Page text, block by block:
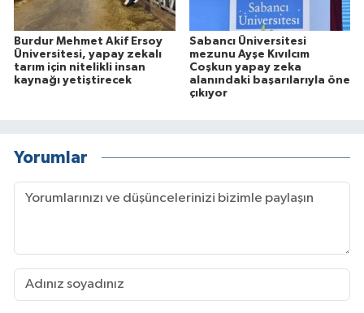
Burdur Mehmet Akif Ersoy
Üniversitesi, yapay zekalı
tarım için nitelikli insan
kaynağı yetiştirecek
Sabancı Üniversitesi
mezunu Ayşe Kıvılcım
Coşkun yapay zeka
alanındaki başarılarıyla öne
çıkıyor
Yorumlar